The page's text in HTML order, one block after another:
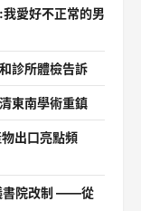
愛好不正常的男
診所體檢告訴
東南學術重鎮
出口亮點頻
書院改制 ——從